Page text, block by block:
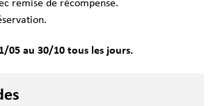
remise de récompense.
05 au 30/10 tous les jours.